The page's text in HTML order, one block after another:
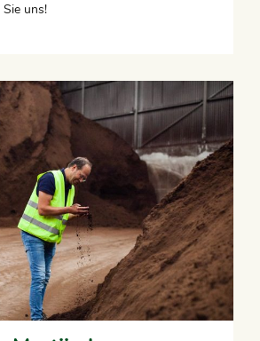
Sie uns!